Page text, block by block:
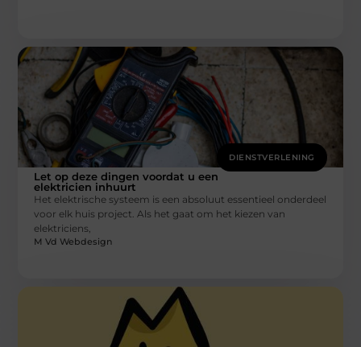
DIENSTVERLENING
Let op deze dingen voordat u een
elektricien inhuurt
Het elektrische systeem is een absoluut essentieel onderdeel
voor elk huis project. Als het gaat om het kiezen van
elektriciens,
M Vd Webdesign